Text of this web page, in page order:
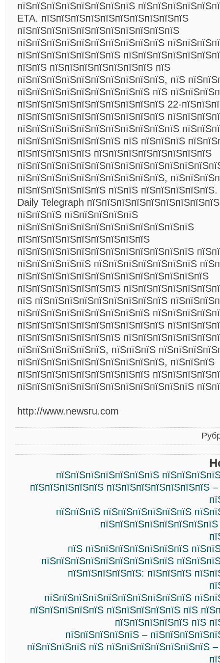
пїЅпїЅпїЅпїЅпїЅпїЅпїЅпїЅ
ETA. пїЅпїЅпїЅпїЅпїЅпїЅпїЅпїЅпїЅпїЅ
пїЅпїЅпїЅпїЅпїЅпїЅпїЅпїЅпїЅпїЅпїЅ
пїЅпїЅпїЅпїЅпїЅпїЅпїЅпїЅпїЅпїЅ
пїЅпїЅпїЅпїЅпїЅпїЅпїЅ
пїЅпїЅ пїЅпїЅпїЅпїЅпїЅпїЅпїЅ пїЅ
пїЅпїЅпїЅпїЅпїЅпїЅпїЅпїЅпїЅпїЅ, пїЅ
пїЅпїЅпїЅпїЅпїЅпїЅпїЅпїЅпїЅ пїЅ
пїЅпїЅпїЅпїЅпїЅпїЅпїЅпїЅпїЅпїЅ 22-
пїЅпїЅпїЅпїЅпїЅпїЅпїЅпїЅпїЅпїЅ
пїЅпїЅпїЅпїЅпїЅпїЅпїЅпїЅпїЅпїЅпїЅ
пїЅпїЅпїЅпїЅпїЅпїЅпїЅ пїЅ пїЅпїЅпїЅ
пїЅпїЅпїЅпїЅпїЅ пїЅпїЅпїЅпїЅпїЅпїЅпїЅпїЅ
пїЅпїЅпїЅпїЅпїЅпїЅпїЅпїЅпїЅпїЅ,
пїЅпїЅпїЅпїЅпїЅпїЅ пїЅпїЅ пїЅпїЅпїЅпїЅпїЅ.
Daily Telegraph
пїЅпїЅпїЅ пїЅпїЅпїЅпїЅпїЅ
пїЅпїЅпїЅпїЅпїЅпїЅпїЅпїЅпїЅпїЅпїЅпїЅ
пїЅпїЅпїЅпїЅпїЅпїЅпїЅпїЅпїЅ
пїЅпїЅпїЅпїЅпїЅпїЅпїЅпїЅпїЅпїЅпїЅпїЅ
пїЅпїЅпїЅпїЅпїЅ пїЅпїЅпїЅпїЅпїЅпїЅпїЅ
пїЅпїЅпїЅпїЅпїЅпїЅпїЅпїЅпїЅпїЅпїЅпїЅпїЅ
пїЅпїЅпїЅпїЅпїЅпїЅпїЅ
пїЅ пїЅпїЅпїЅпїЅпїЅпїЅпїЅпїЅпїЅ
пїЅпїЅпїЅпїЅпїЅпїЅпїЅпїЅпїЅ
пїЅпїЅпїЅпїЅпїЅпїЅпїЅпїЅпїЅпїЅ
пїЅпїЅпїЅпїЅпїЅпїЅпїЅ
пїЅпїЅпїЅпїЅпїЅпїЅ, пїЅпїЅпїЅ
пїЅпїЅпїЅпїЅпїЅпїЅпїЅпїЅпїЅпїЅ, пїЅпїЅпїЅ
пїЅпїЅпїЅпїЅпїЅпїЅпїЅпїЅпїЅ
пїЅпїЅпїЅпїЅпїЅпїЅпїЅпїЅпїЅпїЅпїЅпїЅ
http://www.newsru.com
пїЅпїЅпїЅпїЅпїЅпїЅпїЅ
пїЅпїЅпїЅпїЅпїЅ пїЅпїЅпїЅпїЅпїЅпїЅпїЅ
пїЅпїЅпїЅ пїЅпїЅпїЅпїЅпїЅпїЅ
пїЅ пїЅпїЅпїЅпїЅпїЅпїЅпїЅ
пїЅпїЅпїЅпїЅпїЅпїЅпїЅпїЅпїЅ
пїЅпїЅпїЅпїЅпїЅ: пїЅпїЅпїЅ
пїЅпїЅпїЅпїЅпїЅпїЅпїЅпїЅпїЅпїЅ
пїЅпїЅпїЅпїЅпїЅ пїЅпїЅпїЅпїЅпїЅ пїЅ
пїЅпїЅпїЅпїЅпїЅ пїЅ
пїЅпїЅпїЅпїЅпїЅ –
пїЅпїЅпїЅпїЅ пїЅ пїЅпїЅпїЅпїЅпїЅпїЅпїЅ